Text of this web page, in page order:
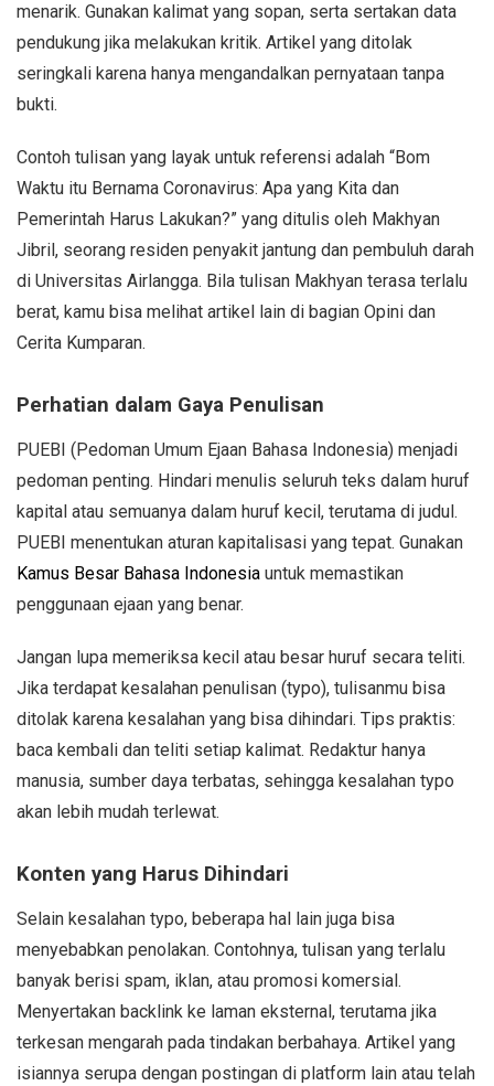
menarik. Gunakan kalimat yang sopan, serta sertakan data
pendukung jika melakukan kritik. Artikel yang ditolak
seringkali karena hanya mengandalkan pernyataan tanpa
bukti.
Contoh tulisan yang layak untuk referensi adalah “Bom
Waktu itu Bernama Coronavirus: Apa yang Kita dan
Pemerintah Harus Lakukan?” yang ditulis oleh Makhyan
Jibril, seorang residen penyakit jantung dan pembuluh darah
di Universitas Airlangga. Bila tulisan Makhyan terasa terlalu
berat, kamu bisa melihat artikel lain di bagian Opini dan
Cerita Kumparan.
Perhatian dalam Gaya Penulisan
PUEBI (Pedoman Umum Ejaan Bahasa Indonesia) menjadi
pedoman penting. Hindari menulis seluruh teks dalam huruf
kapital atau semuanya dalam huruf kecil, terutama di judul.
PUEBI menentukan aturan kapitalisasi yang tepat. Gunakan
Kamus Besar Bahasa Indonesia untuk memastikan
penggunaan ejaan yang benar.
Jangan lupa memeriksa kecil atau besar huruf secara teliti.
Jika terdapat kesalahan penulisan (typo), tulisanmu bisa
ditolak karena kesalahan yang bisa dihindari. Tips praktis:
baca kembali dan teliti setiap kalimat. Redaktur hanya
manusia, sumber daya terbatas, sehingga kesalahan typo
akan lebih mudah terlewat.
Konten yang Harus Dihindari
Selain kesalahan typo, beberapa hal lain juga bisa
menyebabkan penolakan. Contohnya, tulisan yang terlalu
banyak berisi spam, iklan, atau promosi komersial.
Menyertakan backlink ke laman eksternal, terutama jika
terkesan mengarah pada tindakan berbahaya. Artikel yang
isiannya serupa dengan postingan di platform lain atau telah